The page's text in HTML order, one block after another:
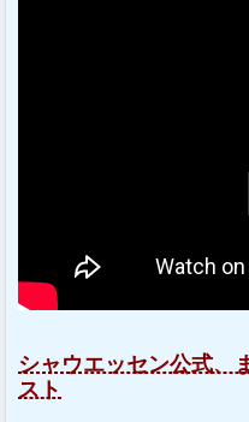
シャウエッセン公式、
スト